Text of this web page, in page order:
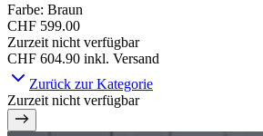
Farbe: Braun
CHF 599.00
Zurzeit nicht verfügbar
CHF 604.90 inkl. Versand
Zurück zur Kategorie
Zurzeit nicht verfügbar